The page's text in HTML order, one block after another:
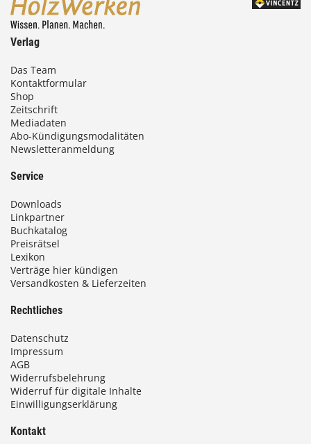
Verlag
Das Team
Kontaktformular
Shop
Zeitschrift
Mediadaten
Abo-Kündigungsmodalitäten
Newsletteranmeldung
Service
Downloads
Linkpartner
Buchkatalog
Preisrätsel
Lexikon
Verträge hier kündigen
Versandkosten & Lieferzeiten
Rechtliches
Datenschutz
Impressum
AGB
Widerrufsbelehrung
Widerruf für digitale Inhalte
Einwilligungserklärung
Kontakt